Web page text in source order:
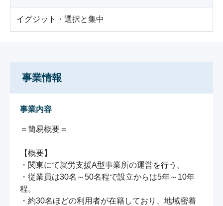
イグジット・選択と集中
事業情報
事業内容
＝簡易概要＝
【概要】
・関東にて就労支援A型事業所の運営を行う。
・従業員は30名～50名程で設立からは5年～10年
程。
・約30名ほどの利用者が在籍しており、地域密着